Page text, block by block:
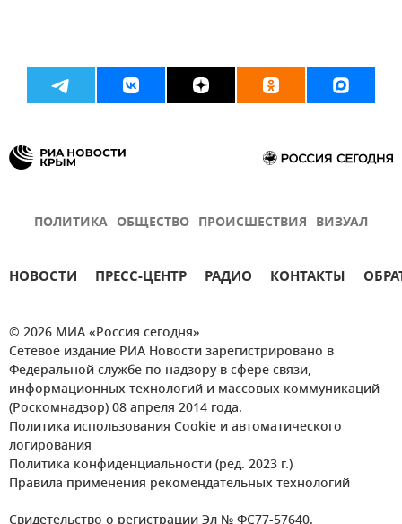
ПОЛИТИКА ОБЩЕСТВО ПРОИСШЕСТВИЯ ВИЗУАЛ
НОВОСТИ ПРЕСС-ЦЕНТР РАДИО КОНТАКТЫ
© 2026 МИА «Россия сегодня»
Сетевое издание РИА Новости зарегистрировано в
Федеральной службе по надзору в сфере связи,
информационных технологий и массовых коммуникаций
(Роскомнадзор) 08 апреля 2014 года.
Политика использования Cookie и автоматического
логирования
Политика конфиденциальности (ред. 2023 г.)
Правила применения рекомендательных технологий